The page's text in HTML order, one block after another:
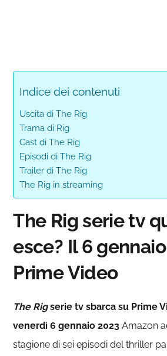
Indice dei contenuti
Uscita di The Rig
Trama di Rig
Cast di The Rig
Episodi di The Rig
Trailer di The Rig
The Rig in streaming
The Rig serie tv
esce? Il 6
Prime Video
The Rigserie tv sbarca su Prime
venerdì 6 gennaio 2023Amazon
stagione di sei episodi del thriller